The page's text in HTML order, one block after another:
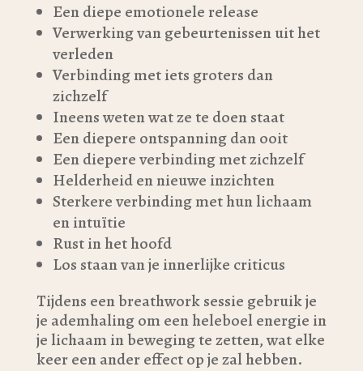
Een diepe emotionele release
Verwerking van gebeurtenissen uit het
verleden
Verbinding met iets groters dan
zichzelf
Ineens weten wat ze te doen staat
Een diepere ontspanning dan ooit
Een diepere verbinding met zichzelf
Helderheid en nieuwe inzichten
Sterkere verbinding met hun lichaam
en intuïtie
Rust in het hoofd
Los staan van je innerlijke criticus
Tijdens een breathwork sessie gebruik je
je ademhaling om een heleboel energie in
je lichaam in beweging te zetten, wat elke
keer een ander effect op je zal hebben.